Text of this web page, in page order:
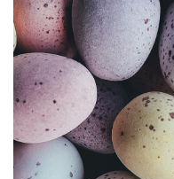
Intretinere Textile si
Accesorii Gradina
Markere Multisuprafete